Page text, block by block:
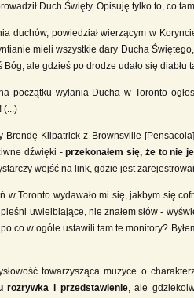
Duch Święty. Opisuję tylko to, co
duchów, powiedział wierzącym w
mieli wszystkie dary Ducha
Bóg, ale gdzieś po drodze udało się
początku wylania Ducha w Toronto
(...)
Brendę Kilpatrick z Brownsville
dźwięki -przekonałem się, że to nie
wejść na link, gdzie jest
w Toronto wydawało mi się, jakbym się
uwielbiające, nie znałem słów -
co w ogóle ustawili tam te monitory?
towarzysząca muzyce o
rozrywka i przedstawienie, ale